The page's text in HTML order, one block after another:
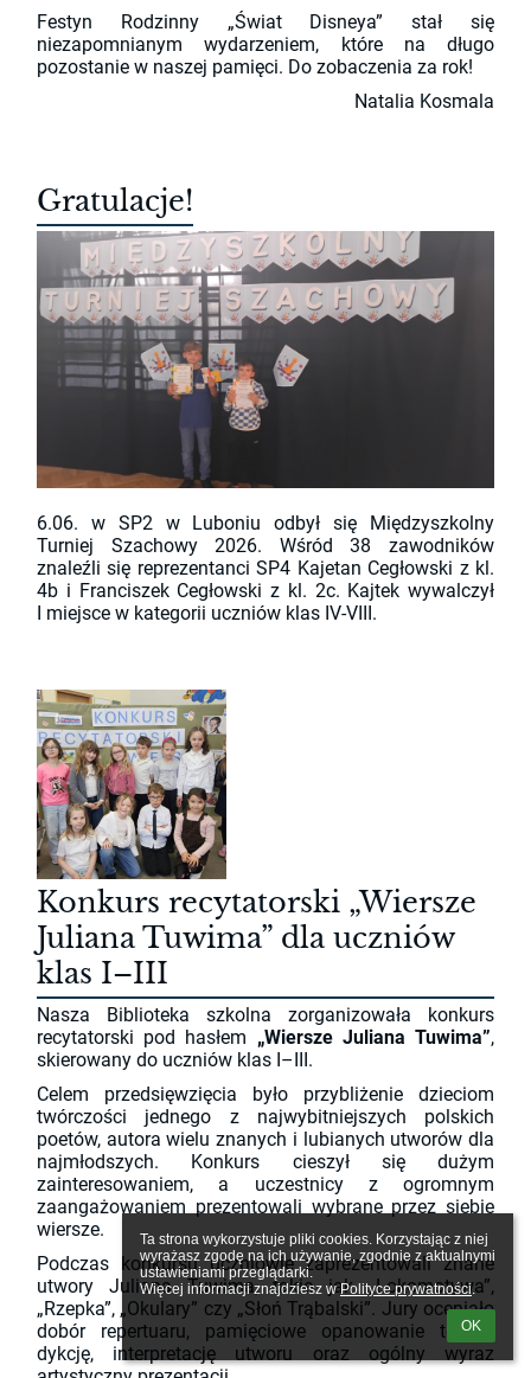
Ta strona wykorzystuje pliki cookies. Korzystając z niej
wyrażasz zgodę na ich używanie, zgodnie z aktualnymi
ustawieniami przeglądarki.
Więcej informacji znajdziesz w Polityce prywatności.
OK
Festyn Rodzinny „Świat Disneya” stał się
niezapomnianym wydarzeniem, które na długo
pozostanie w naszej pamięci. Do zobaczenia za rok!
Natalia Kosmala
Gratulacje!
6.06. w SP2 w Luboniu odbył się Międzyszkolny
Turniej Szachowy 2026. Wśród 38 zawodników
znaleźli się reprezentanci SP4 Kajetan Cegłowski z kl.
4b i Franciszek Cegłowski z kl. 2c. Kajtek wywalczył
I miejsce w kategorii uczniów klas IV-VIII.
Konkurs recytatorski „Wiersze
Juliana Tuwima” dla uczniów
klas I–III
Nasza Biblioteka szkolna zorganizowała konkurs
recytatorski pod hasłem „Wiersze Juliana Tuwima”,
skierowany do uczniów klas I–III.
Celem przedsięwzięcia było przybliżenie dzieciom
twórczości jednego z najwybitniejszych polskich
poetów, autora wielu znanych i lubianych utworów dla
najmłodszych. Konkurs cieszył się dużym
zainteresowaniem, a uczestnicy z ogromnym
zaangażowaniem prezentowali wybrane przez siebie
wiersze.
Podczas konkursu uczniowie zaprezentowali znane
utwory Juliana Tuwima, takie jak „Lokomotywa”,
„Rzepka”, „Okulary” czy „Słoń Trąbalski”. Jury oceniało
dobór repertuaru, pamięciowe opanowanie tekstu,
dykcję, interpretację utworu oraz ogólny wyraz